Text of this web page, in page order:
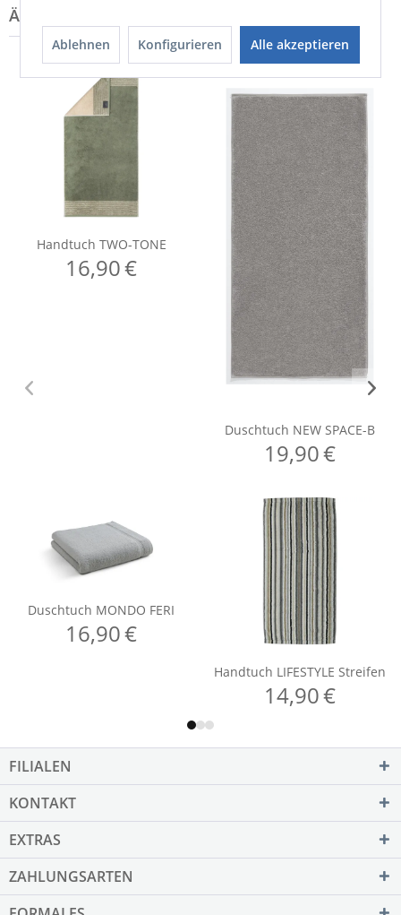
FILIALEN
KONTAKT
EXTRAS
ZAHLUNGSARTEN
Ablehnen Konfigurieren Alle akzeptieren